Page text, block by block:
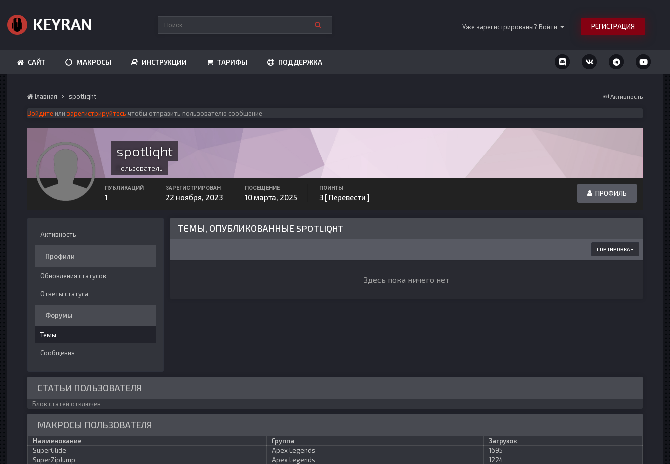
Уже зарегистрированы? Войти РЕГИСТРАЦИЯ
САЙТ МАКРОСЫ ИНСТРУКЦИИ ТАРИФЫ ПОДДЕРЖКА
Активность
Главная spotliqht
Войдите или зарегистрируйтесь чтобы отправить пользователю сообщение
spotliqht
Пользователь
ПРОФИЛЬ
ПУБЛИКАЦИЙ
1
ЗАРЕГИСТРИРОВАН
22 ноября, 2023
ПОСЕЩЕНИЕ
10 марта, 2025
ПОИНТЫ
3 [ Перевести ]
Активность
Профили
Обновления статусов
Ответы статуса
Форумы
Темы
Сообщения
ТЕМЫ, ОПУБЛИКОВАННЫЕ SPOTLIQHT
СОРТИРОВКА
Здесь пока ничего нет
СТАТЬИ ПОЛЬЗОВАТЕЛЯ
Блок статей отключен
МАКРОСЫ ПОЛЬЗОВАТЕЛЯ
Наименование Группа
Загрузок
SuperGlide
Apex Legends
1695
SuperZipJump
Apex Legends
1224